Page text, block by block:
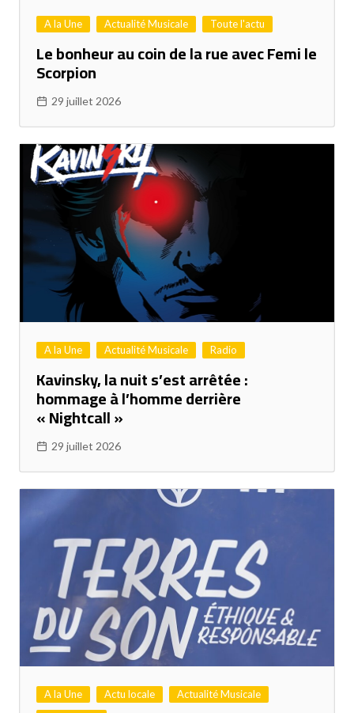
A la Une Actualité Musicale Toute l'actu
Le bonheur au coin de la rue avec Femi le
Scorpion
29 juillet 2026
A la Une Actualité Musicale Radio
Kavinsky, la nuit s’est arrêtée :
hommage à l’homme derrière
« Nightcall »
29 juillet 2026
A la Une Actu locale
Actualité Musicale